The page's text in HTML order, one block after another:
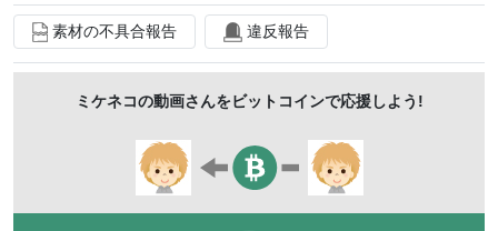
素材の不具合報告 違反報告
ミケネコの動画さんをビットコインで応援しよう!